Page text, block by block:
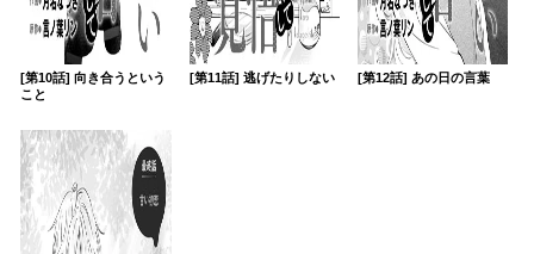
[第10話] 向き合うという
こと
[第11話] 逃げたりしない [第12話] あの日の言葉